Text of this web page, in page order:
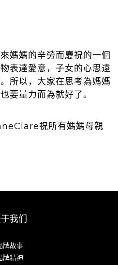
媽媽的辛勞而慶祝的一個
表達愛意，子女的心思遠
所以，大家在思考為媽媽
要量力而為就好了。
祝所有媽媽母親
我们
牌故事
牌精神